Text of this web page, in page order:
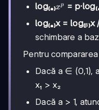
log₍ₐ₎x^p
xp =
log₍ₐ₎x = log₍ᵦ₎x
schimbare a
Pentru
Dacă a ∈ (0,1),
x₁ > x₂
Dacă a > 1,